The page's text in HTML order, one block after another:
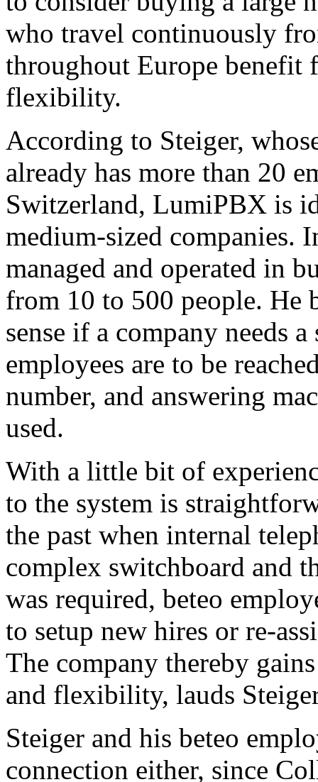
who travel continuously
throughout Europe benefit
flexibility.
According to Steiger,
already has more than 20
Switzerland, LumiPBX is
medium-sized companies.
managed and operated in
from 10 to 500 people. He
sense if a company needs
employees are to be
number, and answering
used.
With a little bit of
to the system is
the past when internal
complex switchboard and
was required, beteo
to setup new hires or re-
The company thereby
and flexibility, lauds
Steiger and his beteo
connection either, since